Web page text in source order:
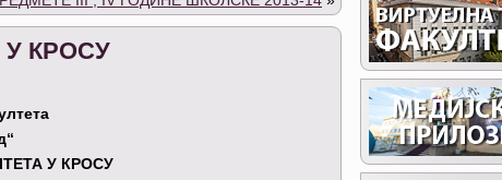
КРОСУ
У КРОСУ